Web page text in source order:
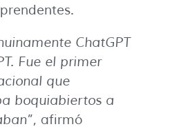
ChatGPT
Fue el primer
que
boquiabiertos a
”, afirmó